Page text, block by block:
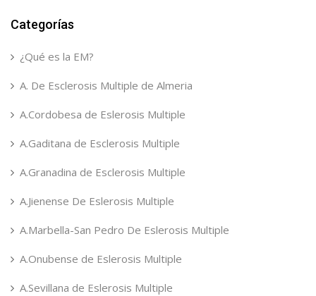
Categorías
¿Qué es la EM?
A. De Esclerosis Multiple de Almeria
A.Cordobesa de Eslerosis Multiple
A.Gaditana de Esclerosis Multiple
A.Granadina de Esclerosis Multiple
A.Jienense De Eslerosis Multiple
A.Marbella-San Pedro De Eslerosis Multiple
A.Onubense de Eslerosis Multiple
A.Sevillana de Eslerosis Multiple